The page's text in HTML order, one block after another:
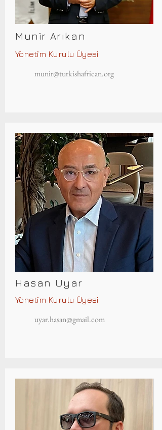
Munir Arıkan
Yönetim Kurulu Üyesi
munir@turkishafrican.org
Hasan Uyar
Yönetim Kurulu Üyesi
uyar.hasan@gmail.com